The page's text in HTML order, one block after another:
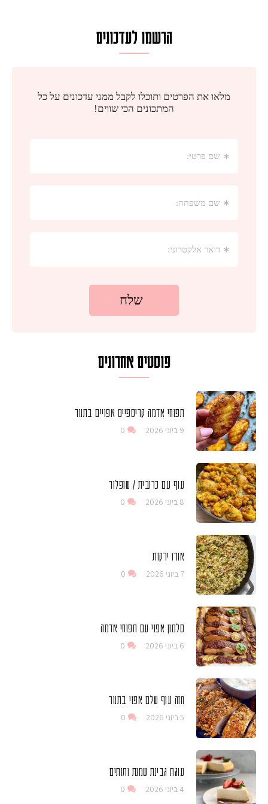
הרשמו לעדכונים
פוסטים אחרונים
תפוחי אדמה קריספיים אפויים בתנור
9 ביוני 2026 0
עוף עם כרובית / שופלור
8 ביוני 2026 0
אורז ירקות
7 ביוני 2026 0
סלמון אפוי עם תפוחי אדמה
6 ביוני 2026 0
חזה עוף שלם אפוי בתנור
5 ביוני 2026 0
עוגת גבינת שמנת ותותים
4 ביוני 2026 0